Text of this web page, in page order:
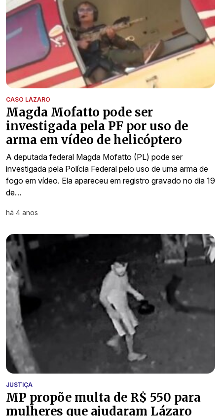
CASO LÁZARO
Magda Mofatto pode ser
investigada pela PF por uso de
arma em vídeo de helicóptero
A deputada federal Magda Mofatto (PL) pode ser
investigada pela Polícia Federal pelo uso de uma arma de
fogo em vídeo. Ela apareceu em registro gravado no dia 19
de…
há 4 anos
JUSTIÇA
MP propõe multa de R$ 550 para
mulheres que ajudaram Lázaro